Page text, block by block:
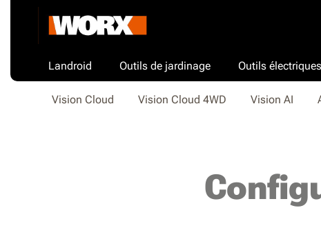
Landroid Outils de jardinage Outils électriques
Vision Cloud Vision Cloud 4WD Vision AI